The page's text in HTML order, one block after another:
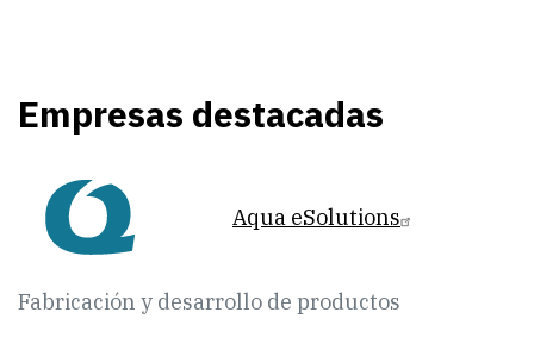
Empresas destacadas
Fabricación y desarrollo de productos
Aqua eSolutions